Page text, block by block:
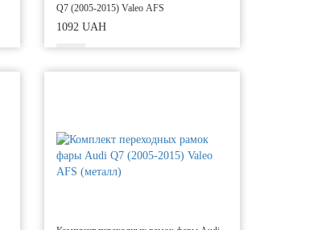
Q7 (2005-2015) Valeo AFS
1092 UAH